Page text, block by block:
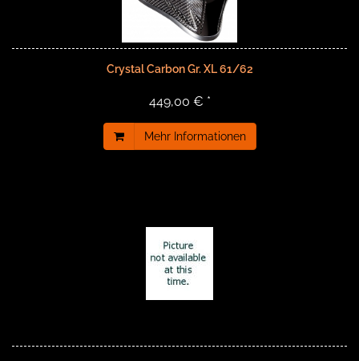
Crystal Carbon Gr. XL 61/62
449,00 € *
Mehr Informationen